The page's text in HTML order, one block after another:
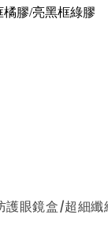
橘膠/亮黑框綠膠
護眼鏡盒/超細